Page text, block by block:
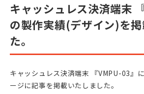
キャッシュレス決済端末
の製作実績(デザイン)を
た。
キャッシュレス決済端末 『VMPU-03』
ージに記事を掲載いたしました。